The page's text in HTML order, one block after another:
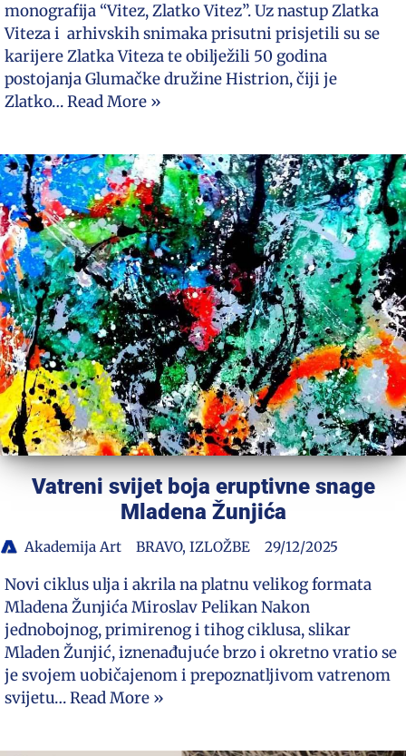
monografija “Vitez, Zlatko Vitez”. Uz nastup Zlatka
Viteza i arhivskih snimaka prisutni prisjetili su se
karijere Zlatka Viteza te obilježili 50 godina
postojanja Glumačke družine Histrion, čiji je
Zlatko…Read More »
Vatreni svijet boja eruptivne snage
Mladena Žunjića
Akademija Art BRAVO, IZLOŽBE 29/12/2025
Novi ciklus ulja i akrila na platnu velikog formata
Mladena Žunjića Miroslav Pelikan Nakon
jednobojnog, primirenog i tihog ciklusa, slikar
Mladen Žunjić, iznenađujuće brzo i okretno vratio se
je svojem uobičajenom i prepoznatljivom vatrenom
svijetu…Read More »